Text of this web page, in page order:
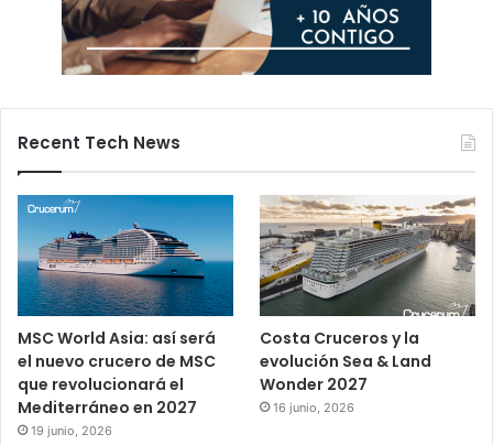
Recent Tech News
MSC World Asia: así será
el nuevo crucero de MSC
que revolucionará el
Mediterráneo en 2027
19 junio, 2026
Costa Cruceros y la
evolución Sea & Land
Wonder 2027
16 junio, 2026